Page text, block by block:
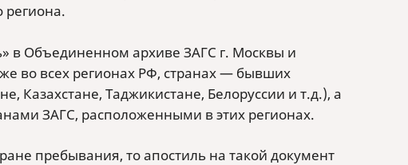
региона.
в Объединенном архиве ЗАГС г. Москвы и
во всех регионах РФ, странах — бывших
Казахстане, Таджикистане, Белоруссии и т.д.), а
ЗАГС, расположенными в этих регионах.
пребывания, то апостиль на такой документ